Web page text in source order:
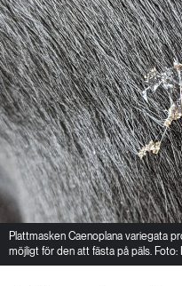
Plattmasken Caenoplana variegata
möjligt för den att fästa på päls. Foto: